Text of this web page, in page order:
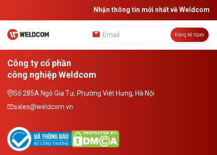
Nhận thông tin mới nhất về Weldcom
Đăng ký ngay
Công ty cổ phần
công nghiệp Weldcom
Số 285A Ngô Gia Tự, Phường Việt Hưng, Hà Nội
sales@weldcom.vn